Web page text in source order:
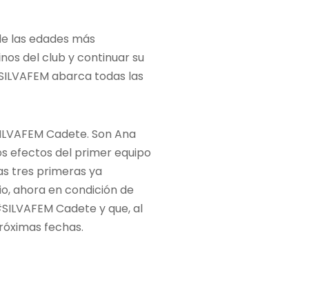
las edades más
del club y continuar su
abarca todas las
Cadete. Son Ana
efectos del primer equipo
tres primeras ya
ahora en condición de
Cadete y que, al
fechas.